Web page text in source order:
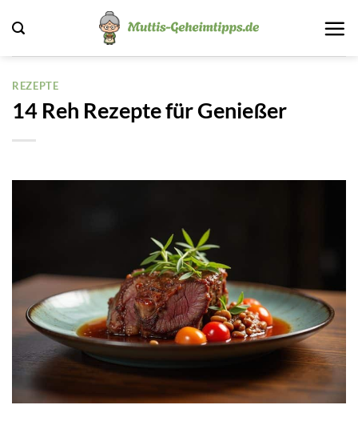
Inhalt
springen
REZEPTE
14 Reh Rezepte für Genießer